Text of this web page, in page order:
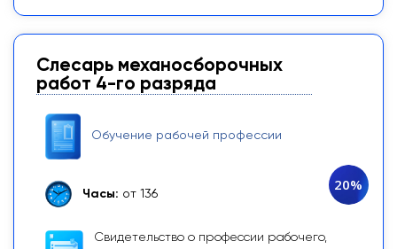
Слесарь механосборочных
работ 4-го разряда
Обучение рабочей профессии
Часы: от 136
Свидетельство о профессии рабочего,
20%